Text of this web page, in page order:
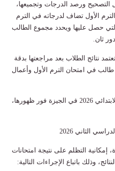
التصحيح ورصد الدرجات وتجميعها،
الأول تضاف لدرجاته في الترم
حصل عليها ويحدد مجموع الطالب
ثان.
نتائج الطلاب بعد مراجعتها بدقة
في امتحان الترم الأول وأعمال
-للاستعلام عن نتيجة الصف الرابع الابتدائي 2026 في الجيزة فور ظهورها،
الثاني 2026
إمكانية التظلم على نتيجة امتحانات
وذلك باتباع الإجراءات التالية: